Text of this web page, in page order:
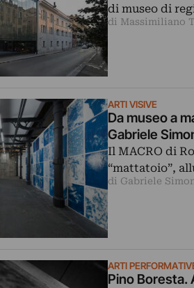
di museo di
di Massimiliano
ARTI VISIVE
Da museo a
Gabriele
Il MACRO di
“mattatoio”,
di Gabriele
ARTI
Pino Boresta.